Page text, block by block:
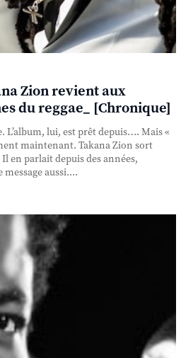
Zion revient aux
du reggae_ [Chronique]
L’album, lui, est prêt depuis…. Mais «
maintenant. Takana Zion sort
en parlait depuis des années,
aussi....